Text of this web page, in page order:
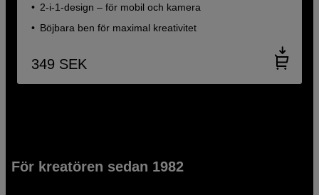
2-i-1-design – för mobil och kamera
Böjbara ben för maximal kreativitet
349 SEK
För kreatören sedan 1982